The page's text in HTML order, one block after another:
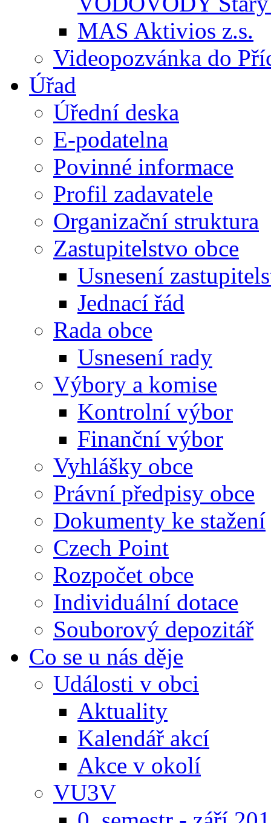
MAS Aktivios z.s.
Videopozvánka do
Úřad
Úřední deska
E-podatelna
Povinné informace
Profil zadavatele
Organizační struktura
Zastupitelstvo obce
Usnesení
Jednací řád
Rada obce
Usnesení rady
Výbory a komise
Kontrolní výbor
Finanční výbor
Vyhlášky obce
Právní předpisy obce
Dokumenty ke stažení
Czech Point
Rozpočet obce
Individuální dotace
Souborový depozitář
Co se u nás děje
Události v obci
Aktuality
Kalendář akcí
Akce v okolí
VU3V